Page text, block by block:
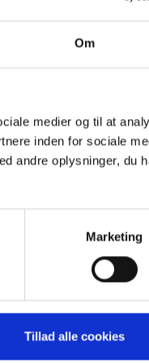
Om
medier og til at
inden for sociale
andre oplysninger, du
Marketing
Tillad alle cookies